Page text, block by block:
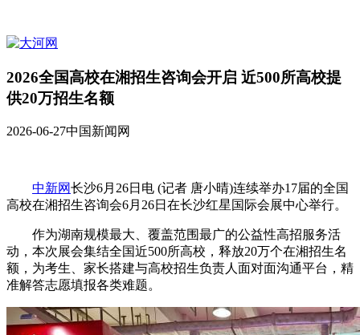
2026全国高校在湘招生咨询会开启 近500所高校提
供20万招生名额
2026-06-27中国新闻网
中新网长沙6月26日电 (记者 唐小晴)连续举办17届的全国
高校在湘招生咨询会6月26日在长沙红星国际会展中心举行。
作为湖南规模最大、覆盖范围最广的公益性高招服务活
动，本次展会集结全国近500所高校，释放20万个在湘招生名
额，为考生、家长搭建与高校招生负责人面对面沟通平台，精
准解答志愿填报各类难题。